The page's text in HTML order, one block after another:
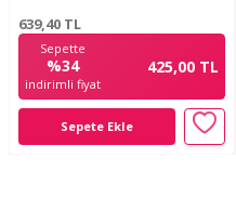
639,40 TL
Sepette
%34
indirimli fiyat
425,00 TL
Sepete Ekle